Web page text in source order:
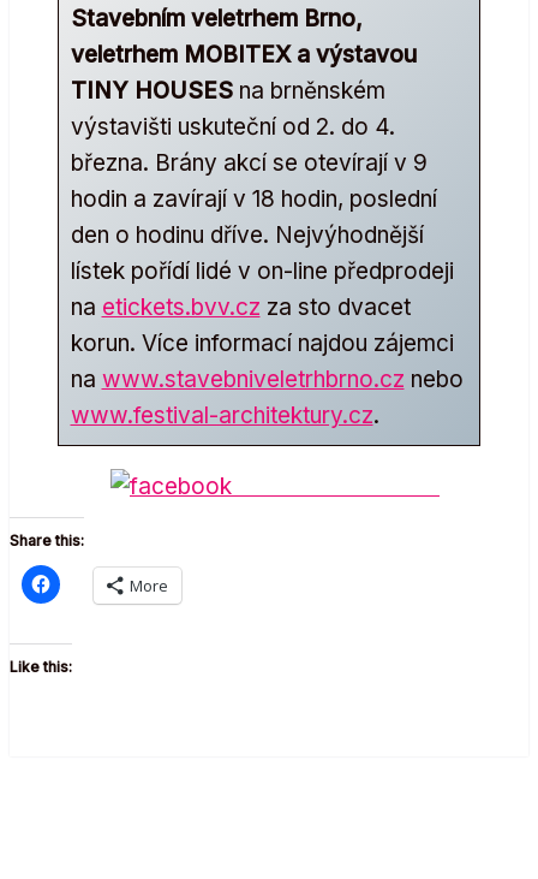
Stavebním veletrhem Brno,
veletrhem MOBITEX a výstavou
TINY HOUSES na brněnském
výstavišti uskuteční od 2. do 4.
března. Brány akcí se otevírají v 9
hodin a zavírají v 18 hodin, poslední
den o hodinu dříve. Nejvýhodnější
lístek pořídí lidé v on-line předprodeji
na etickets.bvv.cz za sto dvacet
korun. Více informací najdou zájemci
na www.stavebniveletrhbrno.cz nebo
www.festival-architektury.cz.
Share this:
More
Like this: